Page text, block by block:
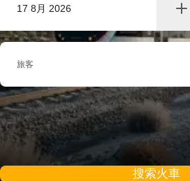
17 8月 2026
旅客
搜索火車